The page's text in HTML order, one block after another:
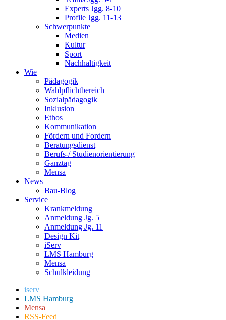
Experts Jgg. 8-10
Profile Jgg. 11-13
Schwerpunkte
Medien
Kultur
Sport
Nachhaltigkeit
Wie
Pädagogik
Wahlpflichtbereich
Sozialpädagogik
Inklusion
Ethos
Kommunikation
Fördern und Fordern
Beratungsdienst
Berufs-/ Studienorientierung
Ganztag
Mensa
News
Bau-Blog
Service
Krankmeldung
Anmeldung Jg. 5
Anmeldung Jg. 11
Design Kit
iServ
LMS Hamburg
Mensa
Schulkleidung
iserv
LMS Hamburg
Mensa
RSS-Feed